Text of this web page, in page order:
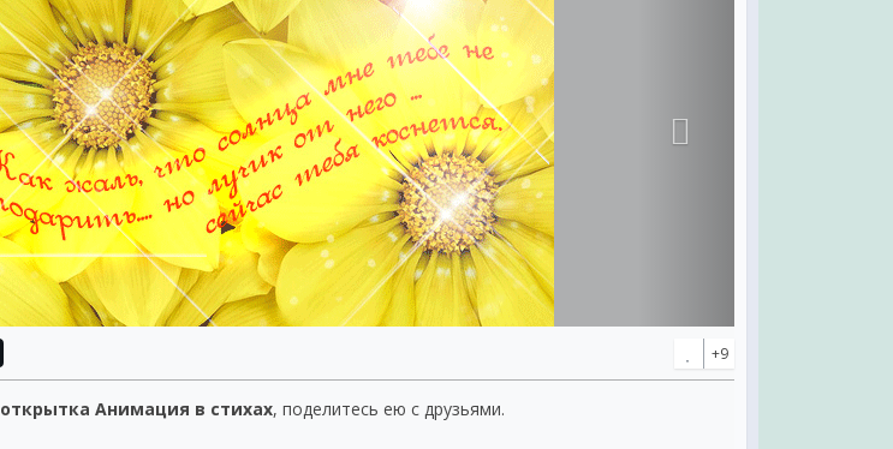
+9
открытка Анимация в стихах, поделитесь ею с друзьями.